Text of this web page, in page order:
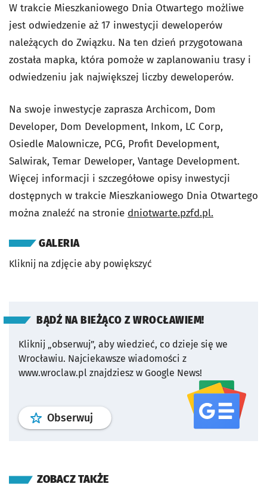
W trakcie Mieszkaniowego Dnia Otwartego możliwe
jest odwiedzenie aż 17 inwestycji deweloperów
należących do Związku. Na ten dzień przygotowana
została mapka, która pomoże w zaplanowaniu trasy i
odwiedzeniu jak największej liczby deweloperów.
Na swoje inwestycje zaprasza Archicom, Dom
Developer, Dom Development, Inkom, LC Corp,
Osiedle Malownicze, PCG, Profit Development,
Salwirak, Temar Deweloper, Vantage Development.
Więcej informacji i szczegółowe opisy inwestycji
dostępnych w trakcie Mieszkaniowego Dnia Otwartego
można znaleźć na stronie dniotwarte.pzfd.pl.
GALERIA
Kliknij na zdjęcie aby powiększyć
BĄDŹ NA BIEŻĄCO Z WROCŁAWIEM!
Kliknij „obserwuj”, aby wiedzieć, co dzieje się we
Wrocławiu. Najciekawsze wiadomości z
www.wroclaw.pl znajdziesz w Google News!
Obserwuj profil serwisu
ZOBACZ TAKŻE